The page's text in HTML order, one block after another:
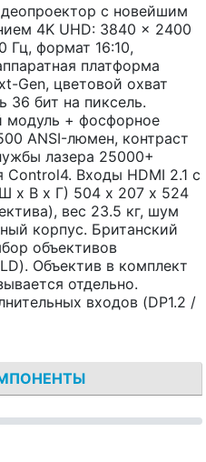
с новейшим
4K UHD: 3840 x 2400
Гц, формат 16:10,
платформа
Gen, цветовой охват
36 бит на пиксель.
модуль + фосфорное
ANSI-люмен, контраст
лазера 25000+
Control4. Входы HDMI 2.1 с
х В х Г) 504 x 207 х 524
вес 23.5 кг, шум
корпус. Британский
объективов
Объектив в комплект
отдельно.
входов (DP1.2 /